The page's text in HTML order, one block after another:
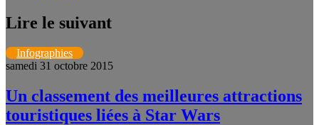
Lire le suivant
Infographies
samedi 31 octobre 2015
Un classement des meilleures attractions
touristiques liées à Star Wars